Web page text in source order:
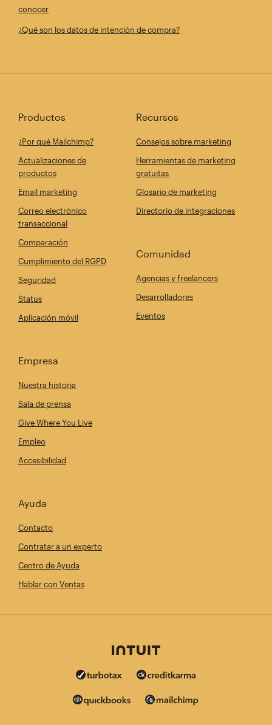
conocer
¿Qué son los datos de intención de compra?
Productos
¿Por qué Mailchimp?
Actualizaciones de
productos
Email marketing
Correo electrónico
transaccional
Comparación
Cumplimiento del RGPD
Seguridad
Status
Aplicación móvil
Recursos
Consejos sobre marketing
Herramientas de marketing
gratuitas
Glosario de marketing
Directorio de integraciones
Comunidad
Agencias y freelancers
Desarrolladores
Eventos
Empresa
Nuestra historia
Sala de prensa
Give Where You Live
Empleo
Accesibilidad
Ayuda
Contacto
Contratar a un experto
Centro de Ayuda
Hablar con Ventas